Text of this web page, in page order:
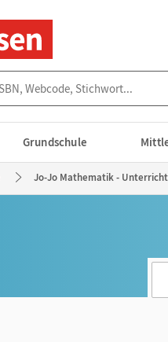
Grundschule
Jo-Jo Mathematik -